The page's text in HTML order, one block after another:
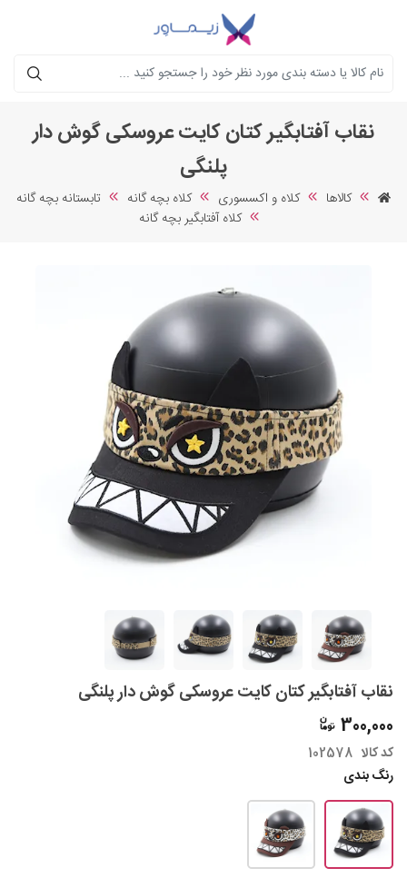
جستجو
نقاب آفتابگیر کتان کایت عروسکی گوش دار
پلنگی
کالاها کلاه و اکسسوری کلاه بچه گانه
تابستانه بچه گانه
کلاه آفتابگیر بچه گانه
نقاب آفتابگیر کتان کایت عروسکی گوش دار پلنگی
300,000
کد کالا 102578
رنگ بندی